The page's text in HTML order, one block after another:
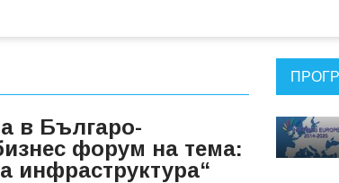
в Българо-
форум на тема:
инфраструктура“